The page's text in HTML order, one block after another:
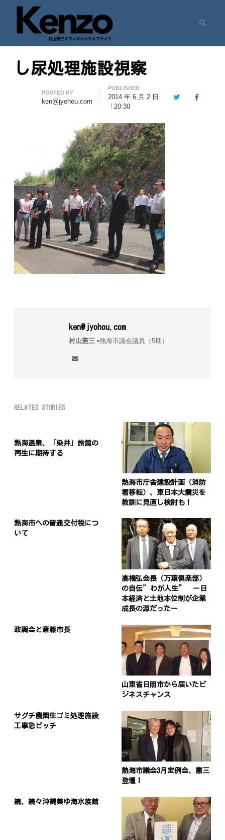
七転八起 – 村山憲三 Official Site
村山憲三ウェブサイト
し尿処理施設視察
Author
POSTED BY
ken@jyohou.com
PUBLISHED
2014 年 6 月 2 日
20:30
TwitterFacebook
ken@jyohou.com
村山憲三▪︎熱海市議会議員（5期）
RELATED STORIES
熱海温泉、「染井」旅館の
再生に期待する
熱海市庁舎建設計画（消防
署移転）、東日本大震災を
教訓に見直し検討も！
熱海市への普通交付税につ
いて
髙橋弘会長（万葉倶楽部）
の自伝”わが人生” ー日
本経済と土地本位制が企業
成長の源だったー
政調会と斎藤市長
山東省日照市から届いたビ
ジネスチャンス
サグチ農園生ゴミ処理施設
工事急ピッチ
熱海市議会3月定例会、憲三
登壇！
続、続々沖縄美ゆ海水族館